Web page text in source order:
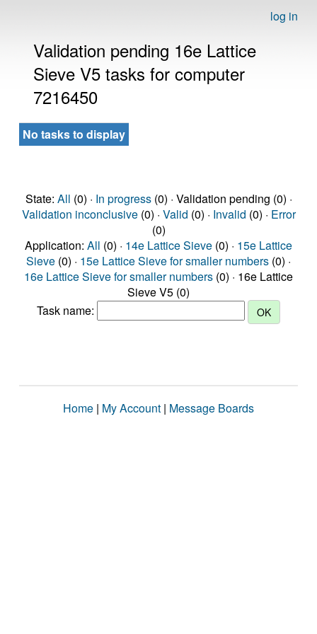
log in
Validation pending 16e Lattice
Sieve V5 tasks for computer
7216450
No tasks to display
State: All (0) · In progress(0) · Validation pending (0) ·
Validation inconclusive(0) · Valid (0) · Invalid (0) · Error
(0)
Application: All (0) · 14e Lattice Sieve (0) · 15e Lattice
Sieve (0) · 15e Lattice Sieve for smaller numbers (0) ·
16e Lattice Sieve for smaller numbers (0) · 16e Lattice
Sieve V5 (0)
Task name:
Home | My Account | Message Boards